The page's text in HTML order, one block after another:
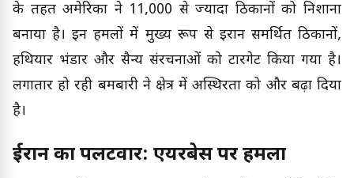
के तहत अमेरिका ने 11,000 से ज्यादा ठिकानों को निशाना
बनाया है। इन हमलों में मुख्य रूप से ईरान समर्थित ठिकानों,
हथियार भंडार और सैन्य संरचनाओं को टारगेट किया गया है।
लगातार हो रही बमबारी ने क्षेत्र में अस्थिरता को और बढ़ा दिया
है।
ईरान का पलटवार: एयरबेस पर हमला